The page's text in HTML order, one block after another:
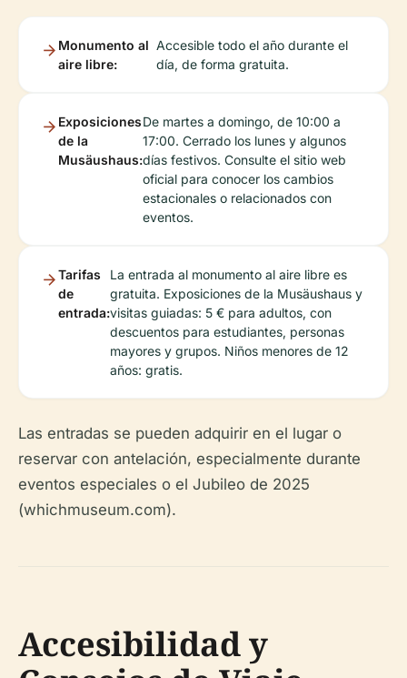
Monumento al
aire libre:
Accesible todo el año durante el
día, de forma gratuita.
Exposiciones
de la
Musäushaus:
De martes a domingo, de 10:00 a
17:00. Cerrado los lunes y algunos
días festivos. Consulte el sitio web
oficial para conocer los cambios
estacionales o relacionados con
eventos.
Tarifas
de
entrada:
La entrada al monumento al aire libre es
gratuita. Exposiciones de la Musäushaus y
visitas guiadas: 5 € para adultos, con
descuentos para estudiantes, personas
mayores y grupos. Niños menores de 12
años: gratis.
Las entradas se pueden adquirir en el lugar o
reservar con antelación, especialmente durante
eventos especiales o el Jubileo de 2025
(whichmuseum.com).
Accesibilidad y